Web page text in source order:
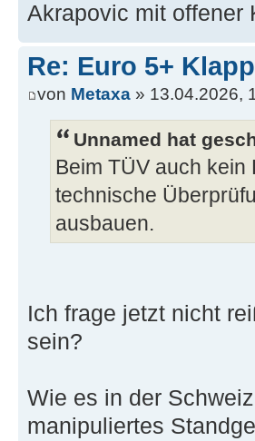
Akrapovic mit offener
Re: Euro 5+
von Metaxa » 13.04.2026,
Unnamed hat
Beim TÜV auch
technische
ausbauen.
Ich frage jetzt nicht
sein?
Wie es in der
manipuliertes